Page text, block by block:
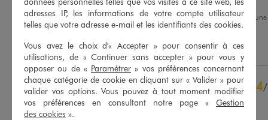
Basé sur 26 avis soumis à un
Voir tous les avis sur ce site
5étoiles
21
4étoiles
3
3étoiles
2
2étoiles
Avis du29/07/2026 , suite à une
du16/07/2026 parBrigitte D.
Utile (0) Signaler
4/
Avis vérifié et récompensé
adresses IP, les informations de votre compte utilisateur
telles que votre adresse e-mail et les identifiants des cookies.
Vous avez le choix d'« Accepter » pour consentir à ces
utilisations, de « Continuer sans accepter » pour vous y
opposer ou de « Paramétrer » vos préférences concernant
chaque catégorie de cookie en cliquant sur « Valider » pour
valider vos options. Vous pouvez à tout moment modifier
vos préférences en consultant notre page « Gestion
des cookies ».